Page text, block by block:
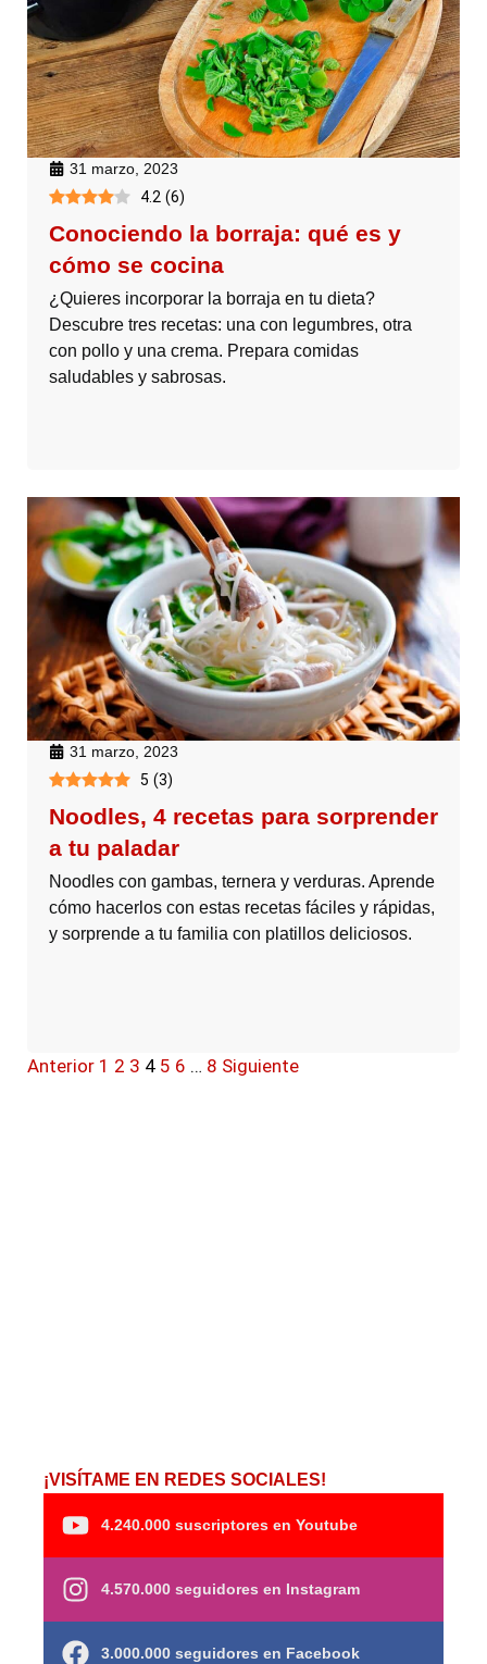
31 marzo, 2023
4.2 (6)
Conociendo la borraja: qué es y
cómo se cocina
¿Quieres incorporar la borraja en tu dieta?
Descubre tres recetas: una con legumbres, otra
con pollo y una crema. Prepara comidas
saludables y sabrosas.
31 marzo, 2023
5 (3)
Noodles, 4 recetas para sorprender
a tu paladar
Noodles con gambas, ternera y verduras. Aprende
cómo hacerlos con estas recetas fáciles y rápidas,
y sorprende a tu familia con platillos deliciosos.
Anterior 1 2 3 4 5 6 … 8 Siguiente
¡VISÍTAME EN REDES SOCIALES!
4.240.000 suscriptores en Youtube
4.570.000 seguidores en Instagram
3.000.000 seguidores en Facebook